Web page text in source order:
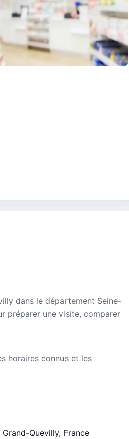
dans le département Seine-
préparer une visite, comparer
horaires connus et les
Quevilly, France